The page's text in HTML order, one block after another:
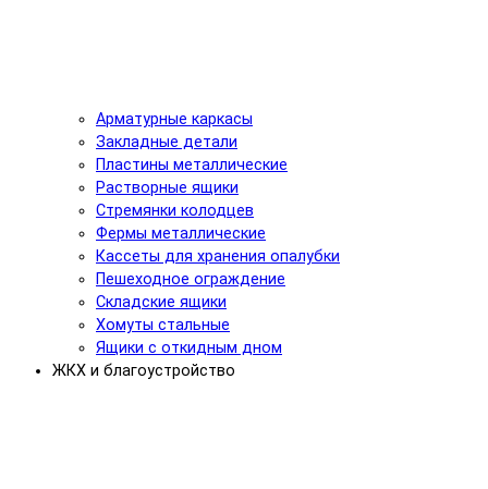
Арматурные каркасы
Закладные детали
Пластины металлические
Растворные ящики
Стремянки колодцев
Фермы металлические
Кассеты для хранения опалубки
Пешеходное ограждение
Складские ящики
Хомуты стальные
Ящики с откидным дном
ЖКХ и благоустройство